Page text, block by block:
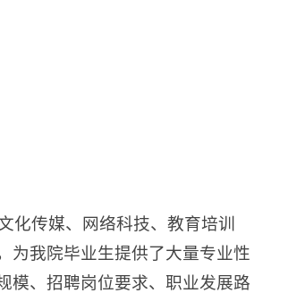
化传媒、网络科技、教育培训
为我院毕业生提供了大量专业性
模、招聘岗位要求、职业发展路